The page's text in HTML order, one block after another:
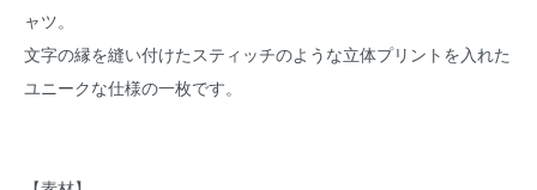
ャツ。
文字の縁を縫い付けたスティッチのような立体プリントを入れた
ユニークな仕様の一枚です。